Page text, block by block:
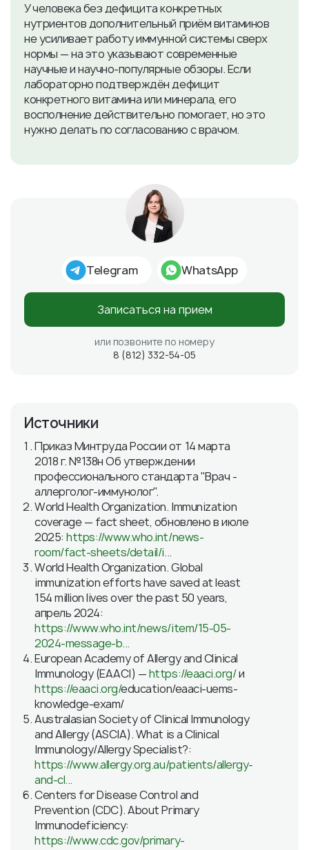
У человека без дефицита конкретных
нутриентов дополнительный приём витаминов
не усиливает работу иммунной системы сверх
нормы — на это указывают современные
научные и научно-популярные обзоры. Если
лабораторно подтверждён дефицит
конкретного витамина или минерала, его
восполнение действительно помогает, но это
нужно делать по согласованию с врачом.
Telegram WhatsApp
Записаться на прием
или позвоните по номеру
8 (812) 332-54-05
Источники
Приказ Минтруда России от 14 марта
2018 г. №138н Об утверждении
профессионального стандарта "Врач -
аллерголог-иммунолог".
World Health Organization. Immunization
coverage — fact sheet, обновлено в июле
2025:https://www.who.int/news-
room/fact-sheets/detail/i...
World Health Organization. Global
immunization efforts have saved at least
154 million lives over the past 50 years,
апрель 2024:
https://www.who.int/news/item/15-05-
2024-message-b...
European Academy of Allergy and Clinical
Immunology (EAACI) —https://eaaci.org/и
https://eaaci.org/education/eaaci-uems-
knowledge-exam/
Australasian Society of Clinical Immunology
and Allergy (ASCIA). What is a Clinical
Immunology/Allergy Specialist?:
https://www.allergy.org.au/patients/allergy-
and-cl...
Centers for Disease Control and
Prevention (CDC). About Primary
Immunodeficiency:
https://www.cdc.gov/primary-